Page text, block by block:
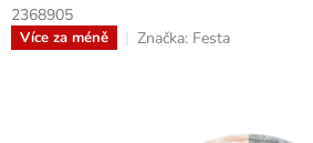
2368905
Více za méně Značka: Festa